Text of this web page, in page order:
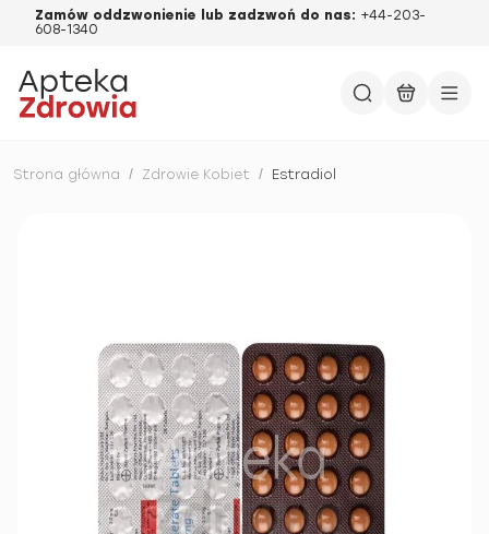
Zamów oddzwonienie lub zadzwoń do nas: +44-203-
608-1340
Strona główna / Zdrowie Kobiet / Estradiol